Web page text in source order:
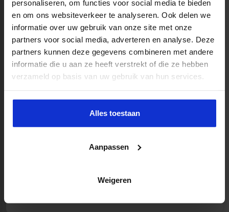
personaliseren, om functies voor social media te bieden
en om ons websiteverkeer te analyseren. Ook delen we
informatie over uw gebruik van onze site met onze
partners voor social media, adverteren en analyse. Deze
partners kunnen deze gegevens combineren met andere
informatie die u aan ze heeft verstrekt of die ze hebben
verzameld op basis van uw gebruik van hun services.
Alles toestaan
Aanpassen
Weigeren
Feedbackcultuur bouwen
7 minuten Lees meer
Excel naar Power BI voor controllers